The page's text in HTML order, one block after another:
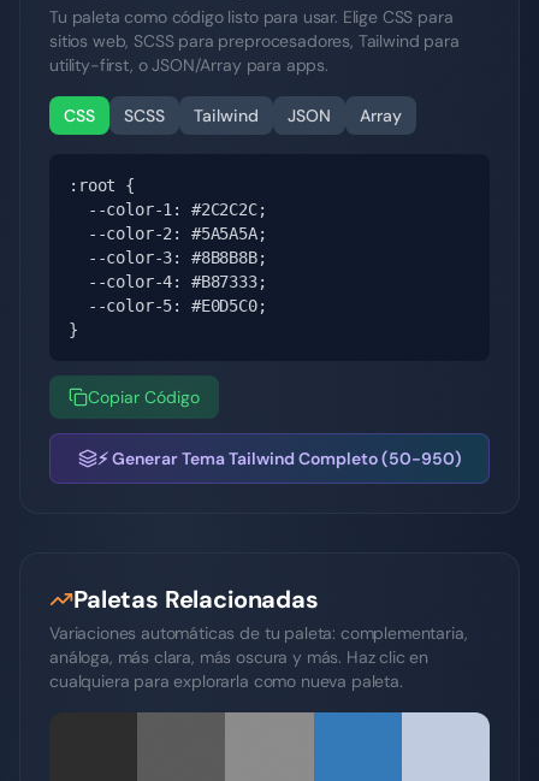
Tu paleta como código listo para usar. Elige CSS para
sitios web, SCSS para preprocesadores, Tailwind para
utility-first, o JSON/Array para apps.
CSS SCSS Tailwind JSON Array
:root {
  --color-1: #2C2C2C;
  --color-2: #5A5A5A;
  --color-3: #8B8B8B;
  --color-4: #B87333;
  --color-5: #E0D5C0;
}
Copiar Código
⚡ Generar Tema Tailwind Completo (50-950)
Paletas Relacionadas
Variaciones automáticas de tu paleta: complementaria,
análoga, más clara, más oscura y más. Haz clic en
cualquiera para explorarla como nueva paleta.